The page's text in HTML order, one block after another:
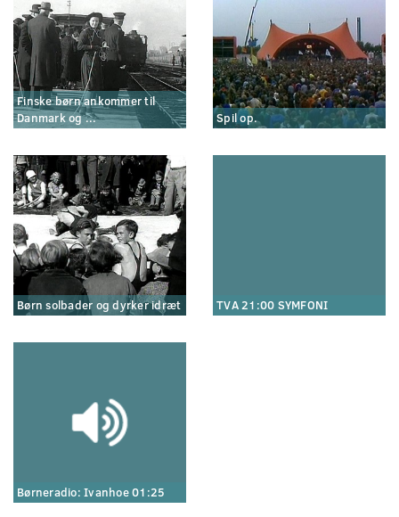
Finske børn ankommer til
Danmark og ...
Spil op.
Børn solbader og dyrker idræt TVA 21:00 SYMFONI
Børneradio: Ivanhoe 01:25